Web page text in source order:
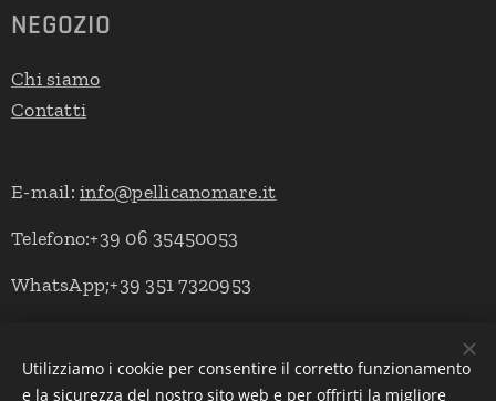
NEGOZIO
Chi siamo
Contatti
E-mail:info@pellicanomare.it
Telefono:+39 06 35450053
WhatsApp;+39 351 7320953
Powered by Pellicano Mare Cookies
Utilizziamo i cookie per consentire il corretto funzionamento
e la sicurezza del nostro sito web e per offrirti la migliore